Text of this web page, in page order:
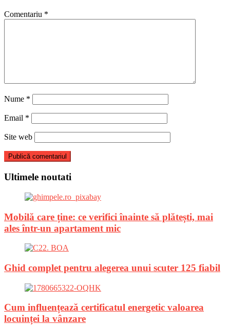
Comentariu *
Nume *
Email *
Site web
Ultimele noutati
Mobilă care ține: ce verifici înainte să plătești, mai
ales într-un apartament mic
Ghid complet pentru alegerea unui scuter 125 fiabil
Cum influențează certificatul energetic valoarea
locuinței la vânzare